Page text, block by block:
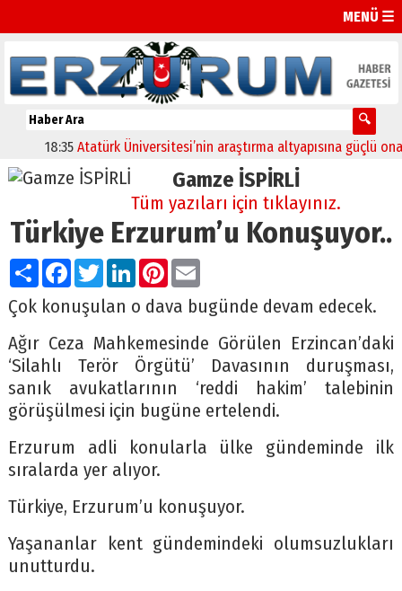
MENÜ ☰
Atatürk Üniversitesi’nin araştırma altyapısına güçlü onay
Gamze İSPİRLİ
Tüm yazıları için tıklayınız.
Türkiye Erzurum’u Konuşuyor..
PaylaşFacebook
TwitterLinkedIn
Pinterest
Email
Çok konuşulan o dava bugünde devam edecek.
Ağır Ceza Mahkemesinde Görülen Erzincan’daki
‘Silahlı Terör Örgütü’ Davasının duruşması,
sanık avukatlarının ‘reddi hakim’ talebinin
görüşülmesi için bugüne ertelendi.
Erzurum adli konularla ülke gündeminde ilk
sıralarda yer alıyor.
Türkiye, Erzurum’u konuşuyor.
Yaşananlar kent gündemindeki olumsuzlukları
unutturdu.